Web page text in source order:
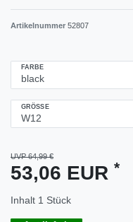
Artikelnummer 52807
FARBE
GRÖSSE
UVP 64,99 €
53,06 EUR *
Inhalt 1 Stück